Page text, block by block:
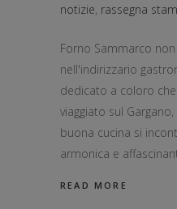
notizie, rassegna
Forno Sammarco
nell'indirizzario
dedicato a coloro
viaggiato sul
buona cucina si
armonica e
READ MORE